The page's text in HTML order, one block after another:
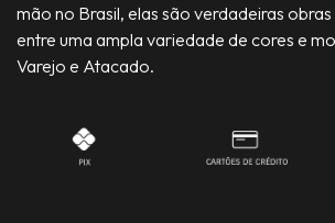
mão no Brasil, elas são verdadeiras
entre uma ampla variedade de cores e
Varejo e Atacado.